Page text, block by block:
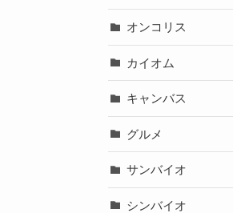
オンコリス
カイオム
キャンバス
グルメ
サンバイオ
シンバイオ